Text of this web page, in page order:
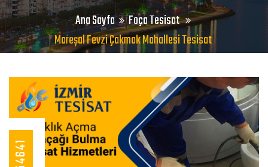
Ana Sayfa
Foça Tesisat
Mareşal Fevzi Çakmak Mahallesi Tesisat